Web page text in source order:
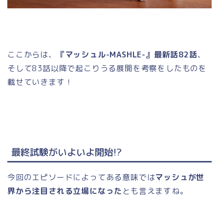
ここからは、 『マッシュル-MASHLE-』最新話82話、
そして83話以降で起こりうる展開を考察をしたものを
載せていきます！
最終試験がいよいよ開始!?
今回のエピソードによってある意味ではマッシュが世
界から注目される立場になったとも言えますね。